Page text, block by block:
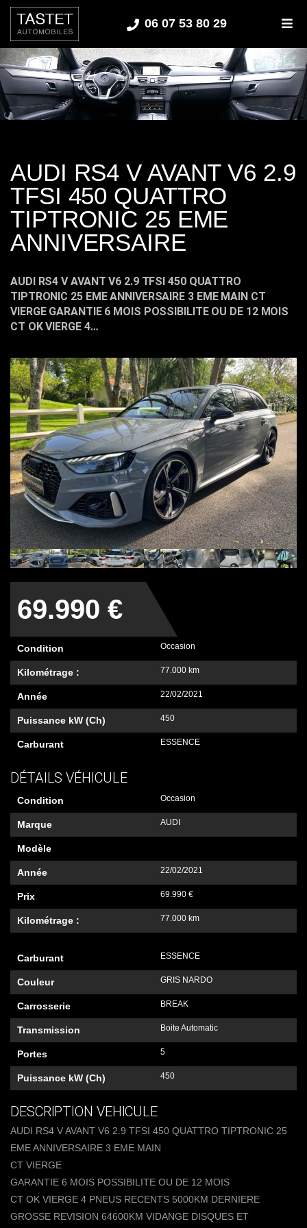
06 07 53 80 29
AUDI RS4 V AVANT V6 2.9
TFSI 450 QUATTRO
TIPTRONIC 25 EME
ANNIVERSAIRE
AUDI RS4 V AVANT V6 2.9 TFSI 450 QUATTRO
TIPTRONIC 25 EME ANNIVERSAIRE 3 EME MAIN CT
VIERGE GARANTIE 6 MOIS POSSIBILITE OU DE 12 MOIS
CT OK VIERGE 4…
69.990 €
Condition Occasion
Kilométrage : 77.000 km
Année 22/02/2021
Puissance kW (Ch) 450
Carburant ESSENCE
DÉTAILS VÉHICULE
Condition Occasion
Marque AUDI
Modèle
Année 22/02/2021
Prix 69.990 €
Kilométrage : 77.000 km
Carburant ESSENCE
Couleur GRIS NARDO
Carrosserie BREAK
Transmission Boite Automatic
Portes 5
Puissance kW (Ch) 450
DESCRIPTION VEHICULE
AUDI RS4 V AVANT V6 2.9 TFSI 450 QUATTRO TIPTRONIC 25
EME ANNIVERSAIRE 3 EME MAIN
CT VIERGE
GARANTIE 6 MOIS POSSIBILITE OU DE 12 MOIS
CT OK VIERGE 4 PNEUS RECENTS 5000KM DERNIERE
GROSSE REVISION 64600KM VIDANGE DISQUES ET